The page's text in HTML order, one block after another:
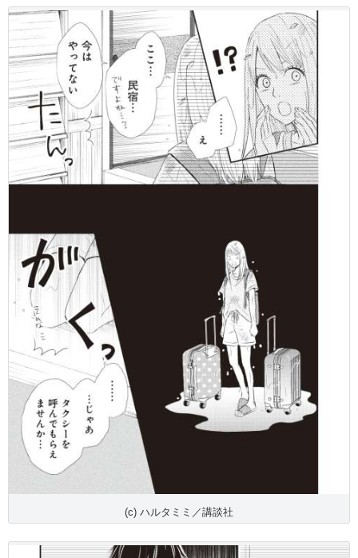
(c) ハルタミミ／講談社